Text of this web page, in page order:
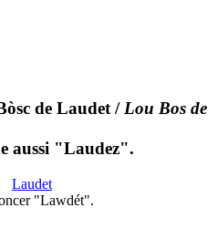
de Laudet/Lou Bos de
aussi "Laudez".
Laudet
"Lawdét".